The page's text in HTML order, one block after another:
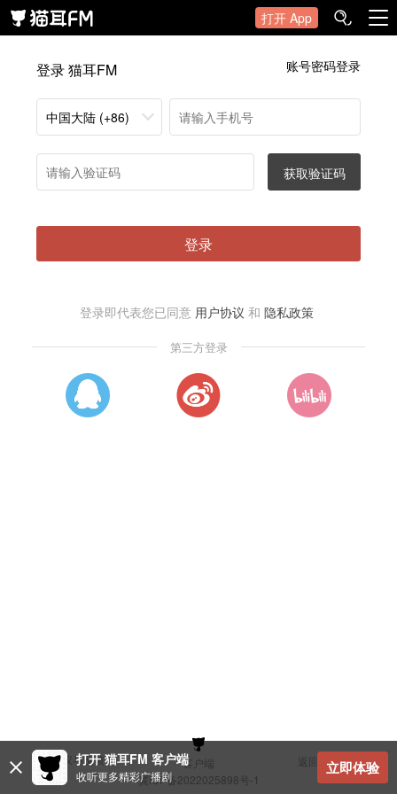
打开 App
登录 猫耳FM 账号密码登录
中国大陆 (+86)
获取验证码
登录
登录即代表您已同意 用户协议 和 隐私政策
第三方登录
建议与反馈 客户端
返回顶部
冀ICP备2022025898号-1
打开 猫耳FM 客户端
收听更多精彩广播剧 立即体验